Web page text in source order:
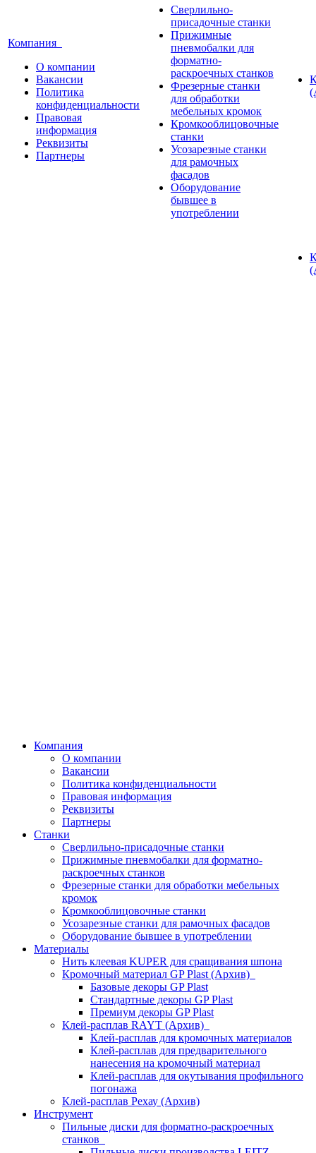
Компания
О компании
Вакансии
Политика
конфиденциальности
Правовая
информация
Реквизиты
Партнеры
Сверлильно-
присадочные станки
Прижимные
пневмобалки для
форматно-
раскроечных станков
Фрезерные станки
для обработки
мебельных кромок
Кромкооблицовочные
станки
Усозарезные станки
для рамочных
фасадов
Оборудование
бывшее в
употреблении
Компания
О компании
Вакансии
Политика конфиденциальности
Правовая информация
Реквизиты
Партнеры
Станки
Сверлильно-присадочные станки
Прижимные пневмобалки для форматно-
раскроечных станков
Фрезерные станки для обработки мебельных
кромок
Кромкооблицовочные станки
Усозарезные станки для рамочных фасадов
Оборудование бывшее в употреблении
Материалы
Нить клеевая KUPER для сращивания шпона
Кромочный материал GP Plast (Архив)
Базовые декоры GP Plast
Стандартные декоры GP Plast
Премиум декоры GP Plast
Клей-расплав RAYT (Архив)
Клей-расплав для кромочных материалов
Клей-расплав для предварительного
нанесения на кромочный материал
Клей-расплав для окутывания профильного
погонажа
Клей-расплав Рехау (Архив)
Инструмент
Пильные диски для форматно-раскроечных
станков